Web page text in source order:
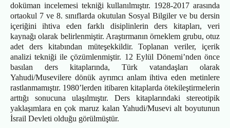
doküman incelemesi tekniği kullanılmıştır. 1928-2017 arasında
ortaokul 7 ve 8. sınıflarda okutulan Sosyal Bilgiler ve bu dersin
içeriğini ihtiva eden farklı disiplinlerin ders kitapları, veri
kaynağı olarak belirlenmiştir. Araştırmanın örneklem grubu, otuz
adet ders kitabından müteşekkildir. Toplanan veriler, içerik
analizi tekniği ile çözümlenmiştir. 12 Eylül Dönemi’nden önce
basılan ders kitaplarında, Türk vatandaşları olarak
Yahudi/Musevilere dönük ayrımcı anlam ihtiva eden metinlere
rastlanmamıştır. 1980’lerden itibaren kitaplarda ötekileştirmelerin
arttığı sonucuna ulaşılmıştır. Ders kitaplarındaki stereotipik
yaklaşımlara en çok maruz kalan Yahudi/Musevi alt boyutunun
İsrail Devleti olduğu görülmüştür.